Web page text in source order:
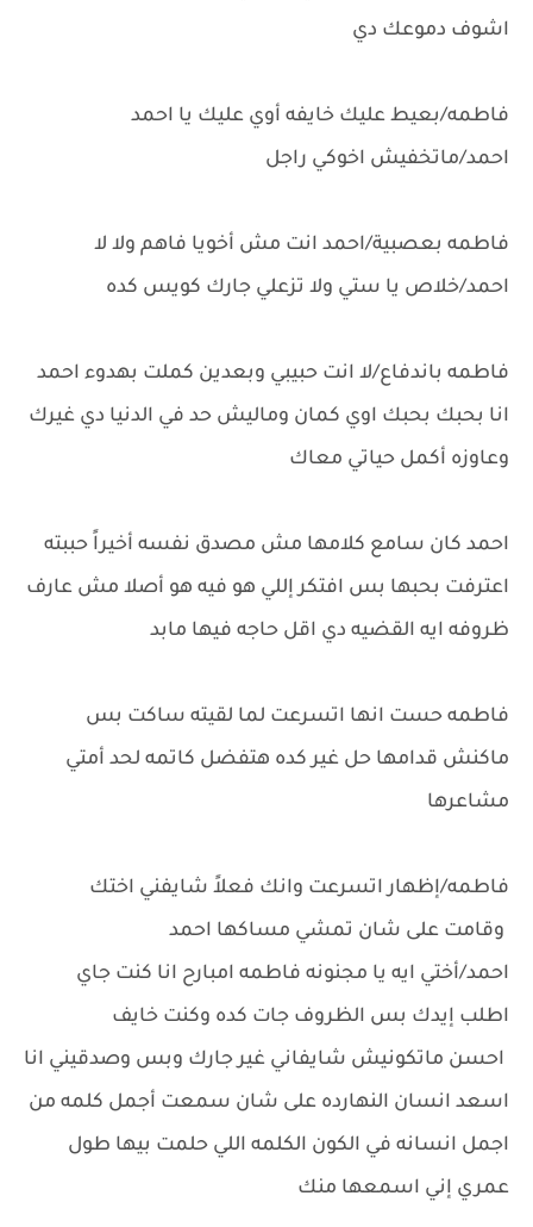
اشوف دموعك دي
فاطمه/بعيط عليك خايفه أوي عليك يا احمد
احمد/ماتخفيش اخوكي راجل
فاطمه بعصبية/احمد انت مش أخويا فاهم ولا لا
احمد/خلاص يا ستي ولا تزعلي جارك كويس كده
فاطمه باندفاع/لا انت حبيبي وبعدين كملت بهدوء احمد
انا بحبك بحبك اوي كمان وماليش حد في الدنيا دي غيرك
وعاوزه أكمل حياتي معاك
احمد كان سامع كلامها مش مصدق نفسه أخيراً حببته
اعترفت بحبها بس افتكر إللي هو فيه هو أصلا مش عارف
ظروفه ايه القضيه دي اقل حاجه فيها مابد
فاطمه حست انها اتسرعت لما لقيته ساكت بس
ماكنش قدامها حل غير كده هتفضل كاتمه لحد أمتي
مشاعرها
فاطمه/إظهار اتسرعت وانك فعلاً شايفني اختك
وقامت على شان تمشي مساكها احمد
احمد/أختي ايه يا مجنونه فاطمه امبارح انا كنت جاي
اطلب إيدك بس الظروف جات كده وكنت خايف
احسن ماتكونيش شايفاني غير جارك وبس وصدقيني انا
اسعد انسان النهارده على شان سمعت أجمل كلمه من
اجمل انسانه في الكون الكلمه اللي حلمت بيها طول
عمري إني اسمعها منك